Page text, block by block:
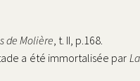
de Molière , t. II, p.168.
a été immortalisée par